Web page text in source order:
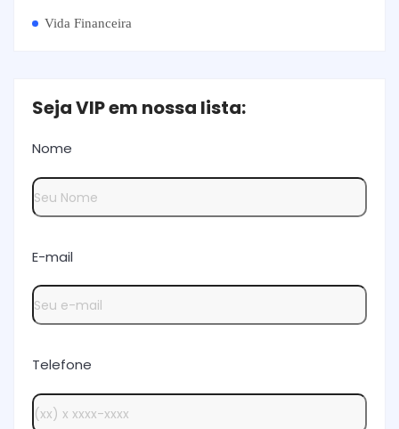
Vida Financeira
Seja VIP em nossa lista:
Nome
E-mail
Telefone